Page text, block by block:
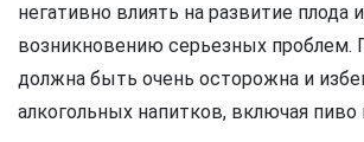
негативно влиять на развитие плода
возникновению серьезных проблем.
должна быть очень осторожна и
алкогольных напитков, включая пиво